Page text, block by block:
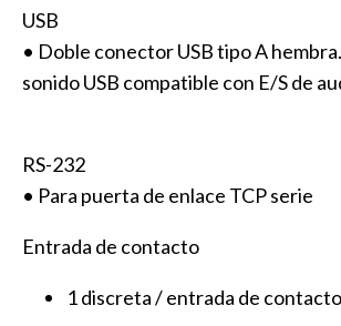
USB
• Doble conector USB tipo A
sonido USB compatible con E/S de
RS-232
• Para puerta de enlace TCP serie
Entrada de contacto
1 discreta / entrada de